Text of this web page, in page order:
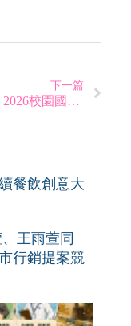
下一篇
【轉知】2026校園國際金旅獎旅遊行程設計競賽
餐飲創意大
王雨萱同
行銷提案競